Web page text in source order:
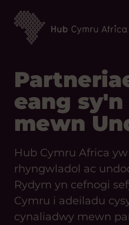
eang
mewn
Hub Cymru Africa
rhyngwladol ac
Rydym yn cefnogi
Cymru i adeiladu
cynaliadwy mewn